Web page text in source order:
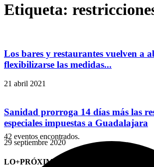
Etiqueta:
Los bares y restaurantes vuelven a
flexibilizarse las medidas...
21 abril 2021
Sanidad prorroga 14 días más las
especiales impuestas a Guadalajara
29 septiembre 2020
LO+PRÓXIMO (CITAS)
42 eventos encontrados.